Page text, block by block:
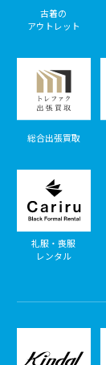
古着の
アウトレット
総合出張買取
礼服・喪服
レンタル